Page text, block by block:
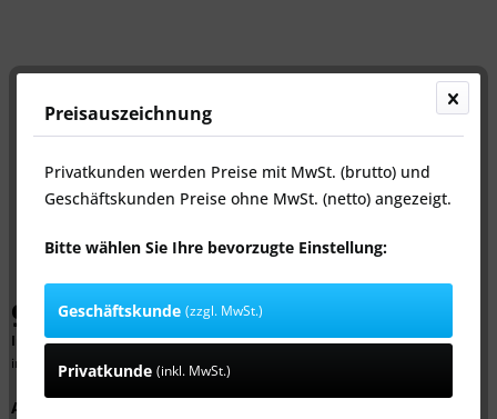
9,59 € *
Inhalt:1 Stück
inkl. MwSt.
zzgl. Versandkosten
Anschluss:
Preisauszeichnung
Privatkunden werden Preise mit MwSt. (brutto) und
Geschäftskunden Preise ohne MwSt. (netto) angezeigt.
Bitte wählen Sie Ihre bevorzugte Einstellung:
Geschäftskunde (zzgl. MwSt.)
Privatkunde (inkl. MwSt.)